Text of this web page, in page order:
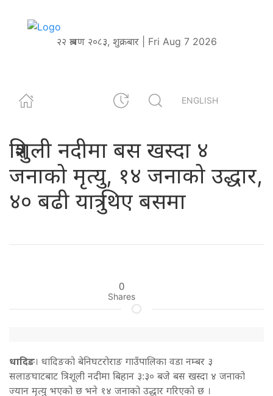
२२ श्रावण २०८३, शुक्रबार | Fri Aug 7 2026
ENGLISH
त्रिशुली नदीमा बस खस्दा ४
जनाको मृत्यु, १४ जनाको उद्धार,
४० बढी यात्रु थिए बसमा
0
Shares
धादिङ। धादिङको बेनिघटरोराङ गाउँपालिका वडा नम्बर ३
सलाङघाटबाट त्रिशूली नदीमा बिहान ३:३० बजे बस खस्दा ४ जनाको
ज्यान मृत्यु भएको छ भने १४ जनाको उद्धार गरिएको छ ।